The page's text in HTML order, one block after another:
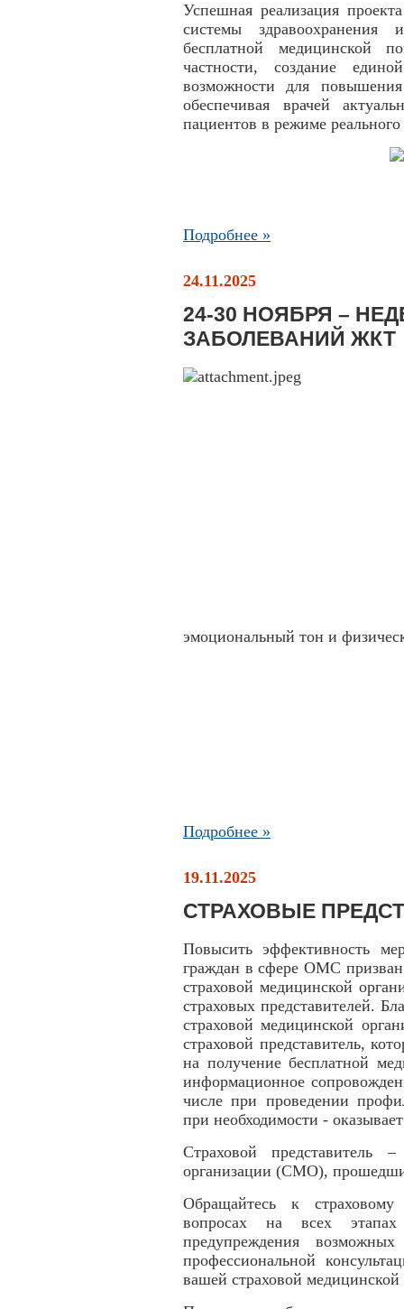
Успешная реализация
системы
бесплатной
частности, создание
возможности для
обеспечивая врачей
пациентов в режиме
Подробнее »
24.11.2025
24-30 НОЯБРЯ –
ЗАБОЛЕВАНИЙ ЖКТ
эмоциональный тон и
Подробнее »
19.11.2025
СТРАХОВЫЕ
Повысить эффективность
граждан в сфере ОМС
страховой медицинской
страховых представителей.
страховой медицинской
страховой представитель,
на получение бесплатной
информационное
числе при проведении
при необходимости -
Страховой представитель
организации (СМО),
Обращайтесь к
вопросах на всех
предупреждения
профессиональной
вашей страховой